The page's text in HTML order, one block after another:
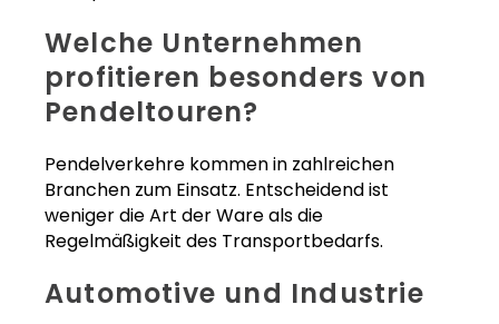
Welche Unternehmen
profitieren besonders von
Pendeltouren?
Pendelverkehre kommen in zahlreichen
Branchen zum Einsatz. Entscheidend ist
weniger die Art der Ware als die
Regelmäßigkeit des Transportbedarfs.
Automotive und Industrie